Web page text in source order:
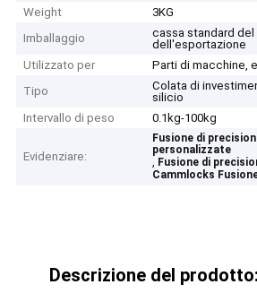
Weight
3KG
Imballaggio
cassa standard
dell'esportazione
Utilizzato per
Parti di macchine,
Tipo
Colata di
silicio
Intervallo di peso
0.1kg-100kg
Evidenziare:
Fusione di
personalizzate
, Fusione di
Cammlocks
Descrizione del prodotto: